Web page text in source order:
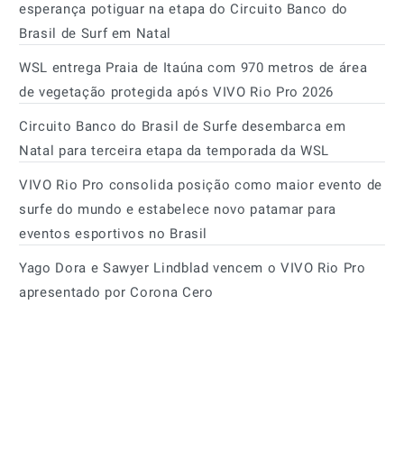
esperança potiguar na etapa do Circuito Banco do
Brasil de Surf em Natal
WSL entrega Praia de Itaúna com 970 metros de área
de vegetação protegida após VIVO Rio Pro 2026
Circuito Banco do Brasil de Surfe desembarca em
Natal para terceira etapa da temporada da WSL
VIVO Rio Pro consolida posição como maior evento de
surfe do mundo e estabelece novo patamar para
eventos esportivos no Brasil
Yago Dora e Sawyer Lindblad vencem o VIVO Rio Pro
apresentado por Corona Cero